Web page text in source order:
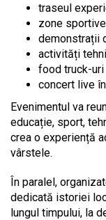
traseul
zone
demonstrații
activități
food truck-
concert live
Evenimentul va
educație, sport,
crea o experiență
vârstele.
În paralel,
dedicată istoriei
lungul timpului, la